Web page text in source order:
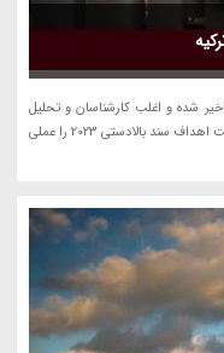
شده و اغلب کارشناسان و تحلیل
گران سیاسی بر این باورند که حزب حاکم نخواهد توانست اهداف سند بالادستی 2023 را عملی